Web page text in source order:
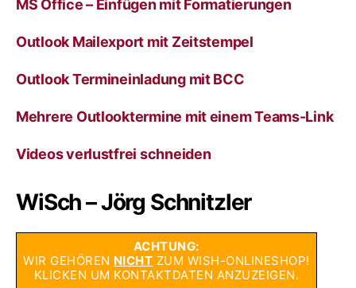
MS Office – Einfügen mit Formatierungen
Outlook Mailexport mit Zeitstempel
Outlook Termineinladung mit BCC
Mehrere Outlooktermine mit einem Teams-Link
Videos verlustfrei schneiden
WiSch – Jörg Schnitzler
ACHTUNG:
WIR GEHÖREN NICHT ZUM WISH-ONLINESHOP!
KLICKEN UM KONTAKTDATEN ANZUZEIGEN.